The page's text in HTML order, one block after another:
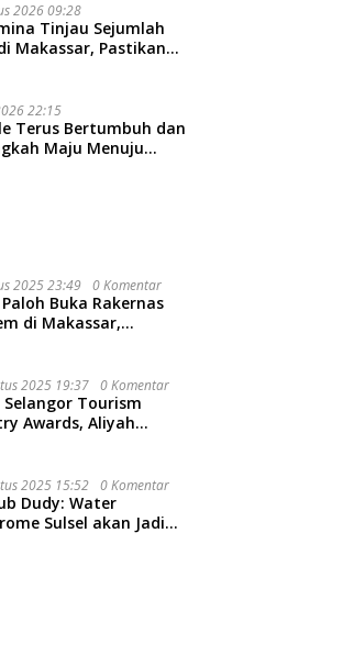
2026 09:28
Tinjau Sejumlah
Makassar, Pastikan
22:15
Terus Bertumbuh dan
Maju Menuju
2025 23:49 0 Komentar
Buka Rakernas
di Makassar,
2025 19:37 0 Komentar
Selangor Tourism
Awards, Aliyah
2025 15:52 0 Komentar
Dudy: Water
Sulsel akan Jadi